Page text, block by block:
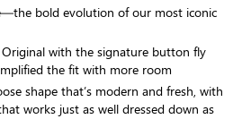
bold evolution of our most iconic
with the signature button fly
the fit with more room
shape that’s modern and fresh, with
works just as well dressed down as